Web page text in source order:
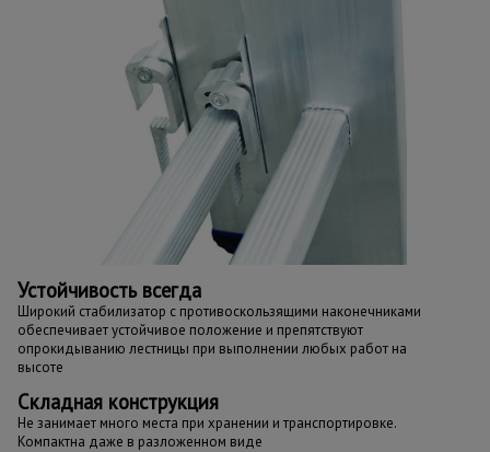
Устойчивость всегда
Широкий стабилизатор с противоскользящими наконечниками
обеспечивает устойчивое положение и препятствуют
опрокидыванию лестницы при выполнении любых работ на
высоте
Складная конструкция
Не занимает много места при хранении и транспортировке.
Компактна даже в разложенном виде